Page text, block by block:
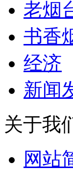
老烟
书香
经济
新闻
关于我
网站